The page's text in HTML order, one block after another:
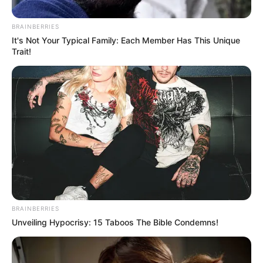
Colprensa
¿Cuándo será la ciclovía nocturna 2024?
Por:
Óscar Barrero
Diciembre 13, 2023
COMPARTIR
BRAINBERRIES
It's Not Your Typical Family: Each Member Has This Unique
Trait!
BRAINBERRIES
Unveiling Hypocrisy: 15 Taboos The Bible Condemns!